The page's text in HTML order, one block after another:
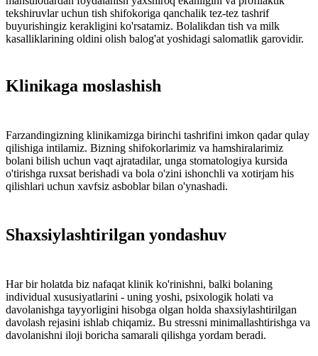
tekshiruvlar uchun tish shifokoriga qanchalik tez-tez tashrif
buyurishingiz kerakligini ko'rsatamiz. Bolalikdan tish va milk
kasalliklarining oldini olish balog'at yoshidagi salomatlik garovidir.
Klinikaga moslashish
Farzandingizning klinikamizga birinchi tashrifini imkon qadar qulay
qilishiga intilamiz. Bizning shifokorlarimiz va hamshiralarimiz
bolani bilish uchun vaqt ajratadilar, unga stomatologiya kursida
o'tirishga ruxsat berishadi va bola o'zini ishonchli va xotirjam his
qilishlari uchun xavfsiz asboblar bilan o'ynashadi.
Shaxsiylashtirilgan yondashuv
Har bir holatda biz nafaqat klinik ko'rinishni, balki bolaning
individual xususiyatlarini - uning yoshi, psixologik holati va
davolanishga tayyorligini hisobga olgan holda shaxsiylashtirilgan
davolash rejasini ishlab chiqamiz. Bu stressni minimallashtirishga va
davolanishni iloji boricha samarali qilishga yordam beradi.